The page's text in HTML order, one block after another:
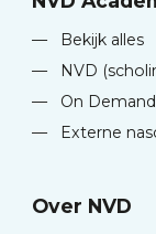
—
Bekijk alles
—
NVD
—
On
—
Externe
Over NVD